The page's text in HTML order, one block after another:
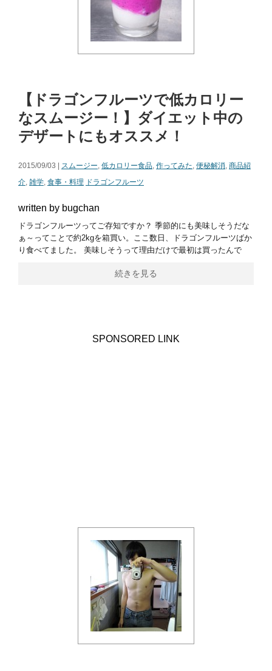
【ドラゴンフルーツで低カロリー
なスムージー！】ダイエット中の
デザートにもオススメ！
2015/09/03 | スムージー, 低カロリー食品, 作ってみた, 便秘解消, 商品紹
介, 雑学, 食事・料理 ドラゴンフルーツ
written by bugchan
ドラゴンフルーツってご存知ですか？ 季節的にも美味しそうだな
ぁ～ってことで約2kgを箱買い。ここ数日、ドラゴンフルーツばか
り食べてました。 美味しそうって理由だけで最初は買ったんで
続きを見る
SPONSORED LINK